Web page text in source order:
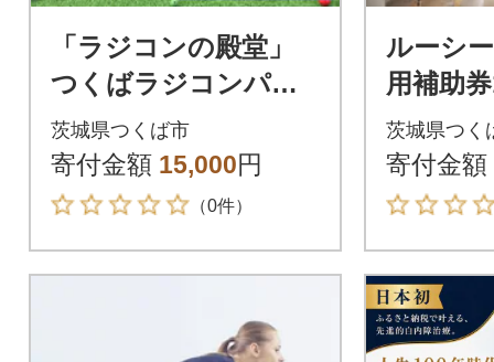
「ラジコンの殿堂」
つくばラジコンパー
ク(レンタルラジコン
2時間ご利用券)1名様
分
茨城県つくば市
寄付金額 15,000円
（0件）
ルーシ
用補助
[宿泊 体
グ ドッ
茨城県つく
寄付金額